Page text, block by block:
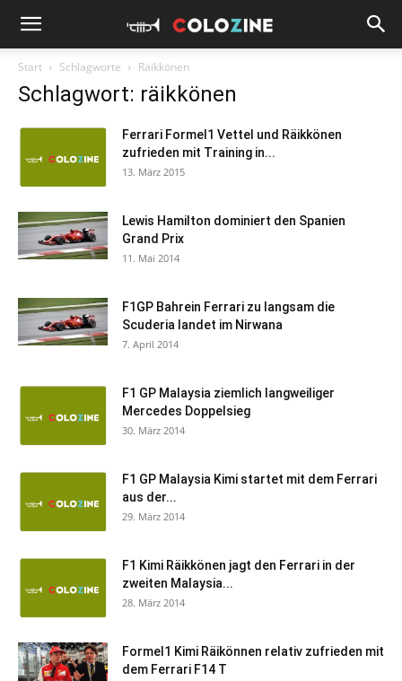
Start Schlagworte Räikkönen
Schlagwort: räikkönen
Ferrari Formel1 Vettel und Räikkönen
zufrieden mit Training in...
13. März 2015
Lewis Hamilton dominiert den Spanien
Grand Prix
11. Mai 2014
F1GP Bahrein Ferrari zu langsam die
Scuderia landet im Nirwana
7. April 2014
F1 GP Malaysia ziemlich langweiliger
Mercedes Doppelsieg
30. März 2014
F1 GP Malaysia Kimi startet mit dem Ferrari
aus der...
29. März 2014
F1 Kimi Räikkönen jagt den Ferrari in der
zweiten Malaysia...
28. März 2014
Formel1 Kimi Räikönnen relativ zufrieden mit
dem Ferrari F14 T